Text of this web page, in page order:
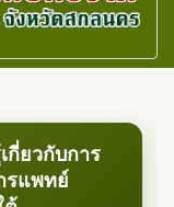
กี่ยวกับการ
รแพทย์